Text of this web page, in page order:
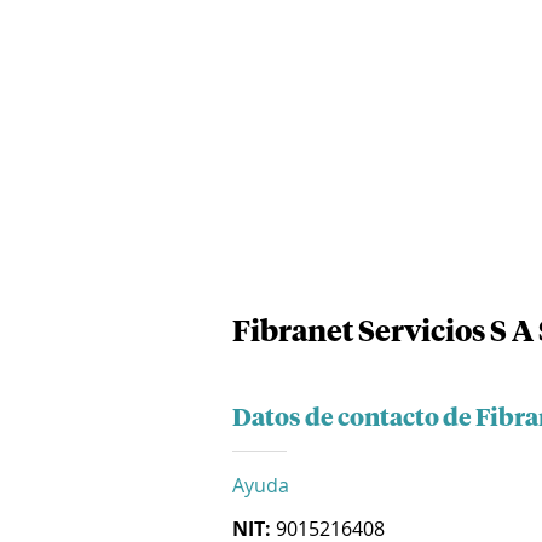
Fibranet Servicios S A
Datos de contacto de
Ayuda
NIT: 9015216408